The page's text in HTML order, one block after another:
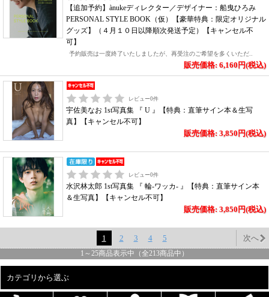
【追加予約】ànukeディレクター／デザイナー：船曳ひろみ
PERSONAL STYLE BOOK（仮）【豪華特典：限定オリジナル
グッズ】（４月１０日以降順次発送予定）【キャンセル不
可】
予約販売は一度終了いたしましたが、再受注のご希望を多くいただ..
販売価格: 6,160円(税込)
レビュー0件
宇佐美なお 1st写真集 『 U 』【特典：直筆サイン本＆生写
真】【キャンセル不可】
販売価格: 3,850円(税込)
レビュー0件
水沢林太郎 1st写真集 『 輪-ワッカ- 』【特典：直筆サイン本
＆生写真】【キャンセル不可】
販売価格: 3,850円(税込)
1 2 3 4 5 次へ
1 ～ 25商品表示中（全213商品中）
カテゴリから選ぶ